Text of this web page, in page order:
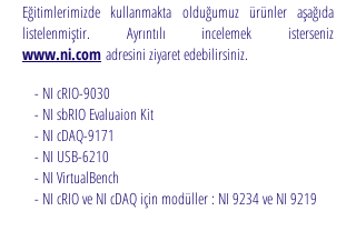
Eğitimlerimizde kullanmakta olduğumuz ürünler aşağıda
listelenmiştir. Ayrıntılı incelemek isterseniz
www.ni.com adresini ziyaret edebilirsiniz.
- NI cRIO-9030
- NI sbRIO Evaluaion Kit
- NI cDAQ-9171
- NI USB-6210
- NI VirtualBench
- NI cRIO ve NI cDAQ için modüller : NI 9234 ve NI 9219